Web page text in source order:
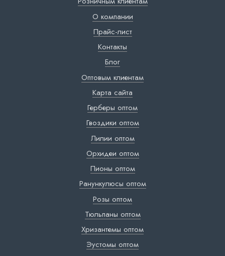
О компании
Прайс-лист
Контакты
Блог
Оптовым клиентам
Карта сайта
Герберы оптом
Гвоздики оптом
Лилии оптом
Орхидеи оптом
Пионы оптом
Ранункулюсы оптом
Розы оптом
Тюльпаны оптом
Хризантемы оптом
Эустомы оптом